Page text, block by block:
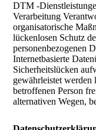
DTM -
Verarbeitung
organisatorische
lückenlosen Schutz
personenbezogenen
Internetbasierte
Sicherheitslücken
gewährleistet werden
betroffenen Person
alternativen Wegen,